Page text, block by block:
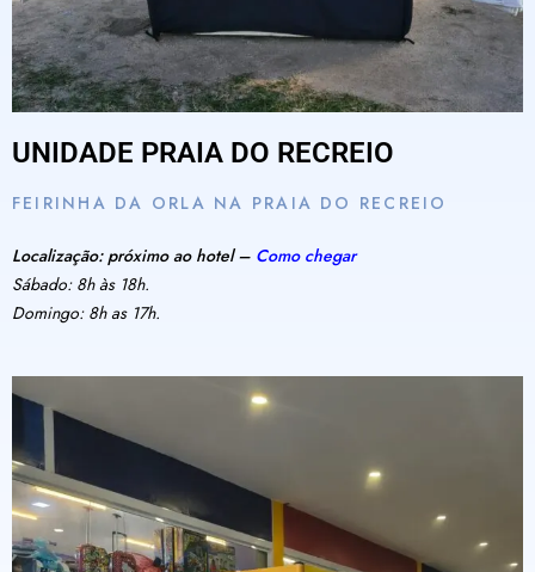
UNIDADE PRAIA DO RECREIO
FEIRINHA DA ORLA NA PRAIA DO RECREIO
Localização: próximo ao hotel – Como chegar
Sábado: 8h às 18h.
Domingo: 8h as 17h.